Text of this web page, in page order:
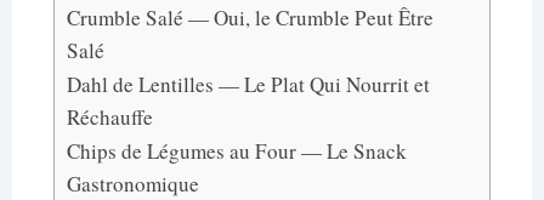
Crumble Salé — Oui, le Crumble Peut Être
Salé
Dahl de Lentilles — Le Plat Qui Nourrit et
Réchauffe
Chips de Légumes au Four — Le Snack
Gastronomique